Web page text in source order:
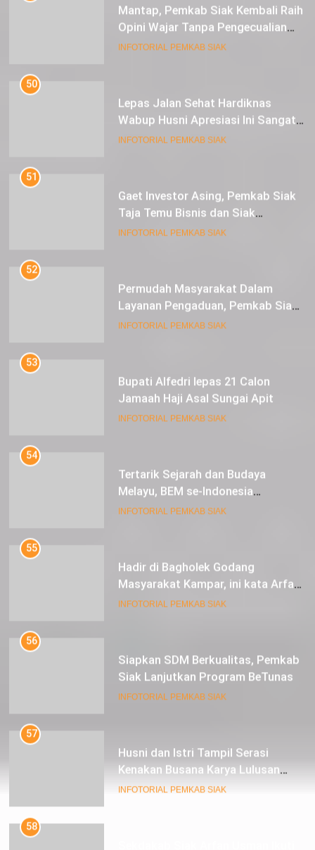
Mantap, Pemkab Siak Kembali Raih
Opini Wajar Tanpa Pengecualian
ke-13 Dari BPK RI.
INFOTORIAL PEMKAB SIAK
50
Lepas Jalan Sehat Hardiknas
Wabup Husni Apresiasi Ini Sangat
Luar Biasa
INFOTORIAL PEMKAB SIAK
51
Gaet Investor Asing, Pemkab Siak
Taja Temu Bisnis dan Siak
Expoversary 2024
INFOTORIAL PEMKAB SIAK
52
Permudah Masyarakat Dalam
Layanan Pengaduan, Pemkab Siak
Luncurkan Aplikasi SIP PUAN
INFOTORIAL PEMKAB SIAK
53
Bupati Alfedri lepas 21 Calon
Jamaah Haji Asal Sungai Apit
INFOTORIAL PEMKAB SIAK
54
Tertarik Sejarah dan Budaya
Melayu, BEM se-Indonesia
Berkunjung ke Kabupaten Siak
INFOTORIAL PEMKAB SIAK
55
Hadir di Bagholek Godang
Masyarakat Kampar, ini kata Arfan
Usman
INFOTORIAL PEMKAB SIAK
56
Siapkan SDM Berkualitas, Pemkab
Siak Lanjutkan Program BeTunas
INFOTORIAL PEMKAB SIAK
57
Husni dan Istri Tampil Serasi
Kenakan Busana Karya Lulusan
SMK Pariwisata Siak, di Lancang
INFOTORIAL PEMKAB SIAK
58